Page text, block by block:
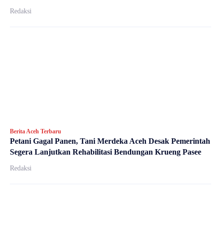
Redaksi
Berita Aceh Terbaru
Petani Gagal Panen, Tani Merdeka Aceh Desak Pemerintah
Segera Lanjutkan Rehabilitasi Bendungan Krueng Pasee
Redaksi